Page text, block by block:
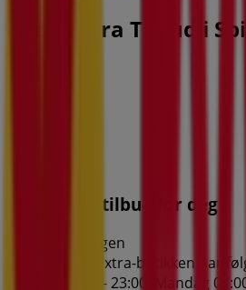
Coop Extra Tilbud i
Våre beste tilbud for deg
Utløper i morgen
Denne Coop Extra-butikken har
Søndag 07:00 - 23:00, Mandag